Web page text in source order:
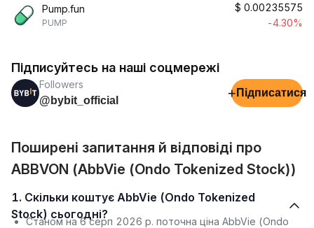
Pump.fun
PUMP
$ 0.00235575
-4.30%
Підписуйтесь на наші соцмережі
Followers
@bybit_official
+ Підписатися
Поширені запитання й відповіді про
ABBVON (AbbVie (Ondo Tokenized Stock))
1. Скільки коштує AbbVie (Ondo Tokenized
Stock) сьогодні?
Станом на 6 серп 2026 р. поточна ціна AbbVie (Ondo